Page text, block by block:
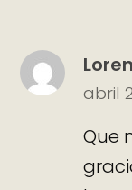
abril
Que